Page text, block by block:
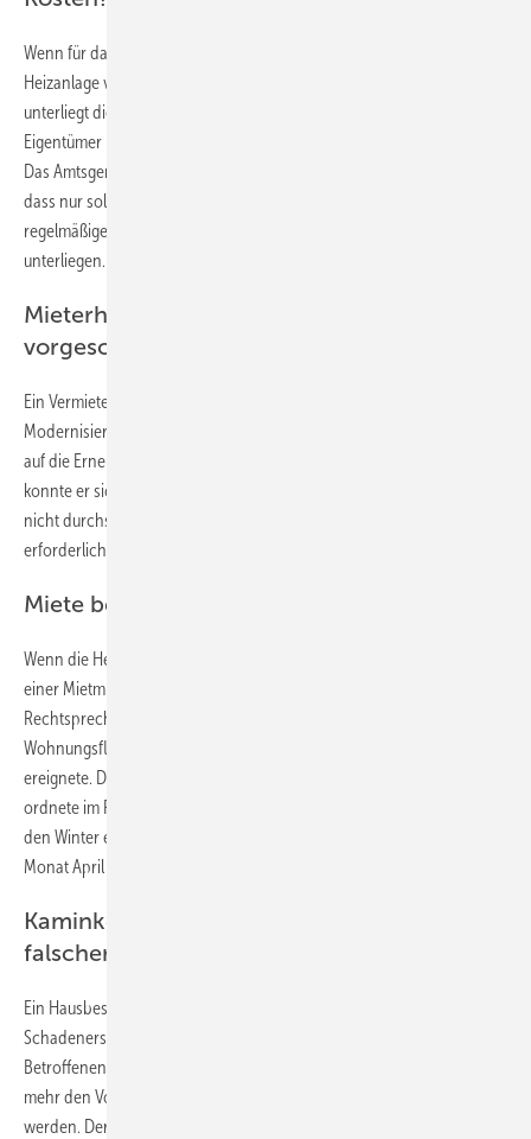
Wenn für das Entlüften einer Fußbodenheizung (mit der zentralen
Heizanlage verbunden) ein Spezialschlüssel notwendig ist, dann
unterliegt dies nicht der Kleinreparaturklausel. Das heißt: Der
Eigentümer kann nicht seine Mieter mit den Kosten dafür belasten.
Das Amtsgericht Köln (Aktenzeichen 201 C 47/14) wies darauf hin,
dass nur solche Arbeiten unter diese Regelung fielen, die durch den
regelmäßigen Gebrauch der Mieter einer schnelleren Abnutzung
unterliegen.
Mieterhöhung wegen gesetzlich
vorgeschriebenem Heizungstausch
Ein Vermieter machte eine Mieterhöhung wegen
Modernisierungsmaßnahmen geltend – unter anderem mit Hinweis
auf die Erneuerung der Heizungsanlage. Doch mit diesem Begehren
konnte er sich vor dem Landgericht Bonn (Aktenzeichen 6 S 78/20)
nicht durchsetzen. Der Austausch der Anlage sei gesetzlich
erforderlich gewesen, was eine Umlage ausschließe.
Miete bei Heizungsausfall mindern
Wenn die Heizung längerfristig nicht funktioniert, dann kann das zu
einer Mietminderung berechtigen. Allerdings achtet die
Rechtsprechung sehr genau auf den Anteil der betroffenen
Wohnungsfläche und auf den Monat, in dem sich der Ausfall
ereignete. Das Amtsgericht Gießen (Aktenzeichen 48 C 48/15)
ordnete im Falle eines kleinen Raumes, der nicht beheizbar war, für
den Winter eine Minderung in Höhe von acht Prozent und für den
Monat April in Höhe von vier Prozent an.
Kaminkehrer soll Schadenersatz wegen
falscher Beratung zahlen
Ein Hausbesitzer forderte von einem Kaminkehrer rund 7000 Euro
Schadenersatz wegen einer Falschberatung. Der Fachmann hatte dem
Betroffenen mitgeteilt, der vorhandene Kachelofen entspreche nicht
mehr den Vorschriften und müsse ohne Nachrüstung stillgelegt
werden. Der Hausbesitzer ließ entsprechende Arbeiten von einer